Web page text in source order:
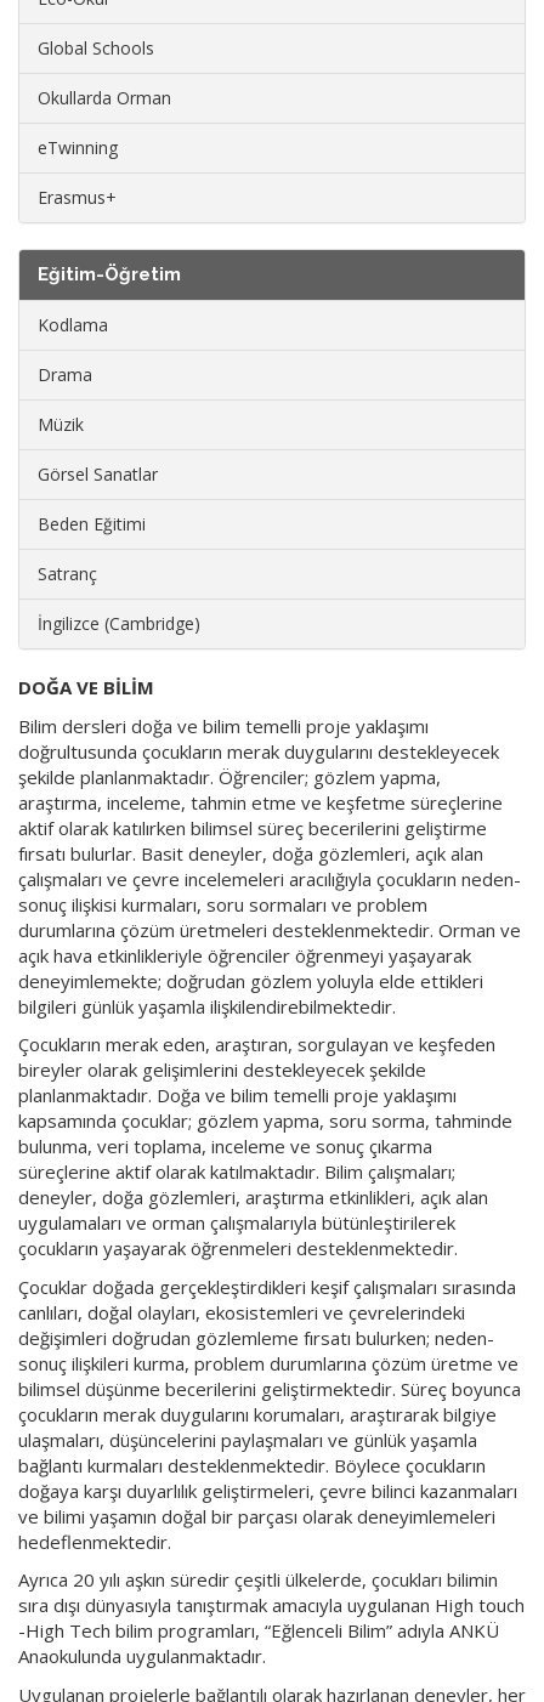
Global Schools
Okullarda Orman
eTwinning
Erasmus+
Eğitim-Öğretim
Kodlama
Drama
Müzik
Görsel Sanatlar
Beden Eğitimi
Satranç
İngilizce (Cambridge)
DOĞA VE BİLİM
Bilim dersleri doğa ve bilim temelli proje yaklaşımı
doğrultusunda çocukların merak duygularını destekleyecek
şekilde planlanmaktadır. Öğrenciler; gözlem yapma,
araştırma, inceleme, tahmin etme ve keşfetme süreçlerine
aktif olarak katılırken bilimsel süreç becerilerini geliştirme
fırsatı bulurlar. Basit deneyler, doğa gözlemleri, açık alan
çalışmaları ve çevre incelemeleri aracılığıyla çocukların neden-
sonuç ilişkisi kurmaları, soru sormaları ve problem
durumlarına çözüm üretmeleri desteklenmektedir. Orman ve
açık hava etkinlikleriyle öğrenciler öğrenmeyi yaşayarak
deneyimlemekte; doğrudan gözlem yoluyla elde ettikleri
bilgileri günlük yaşamla ilişkilendirebilmektedir.
Çocukların merak eden, araştıran, sorgulayan ve keşfeden
bireyler olarak gelişimlerini destekleyecek şekilde
planlanmaktadır. Doğa ve bilim temelli proje yaklaşımı
kapsamında çocuklar; gözlem yapma, soru sorma, tahminde
bulunma, veri toplama, inceleme ve sonuç çıkarma
süreçlerine aktif olarak katılmaktadır. Bilim çalışmaları;
deneyler, doğa gözlemleri, araştırma etkinlikleri, açık alan
uygulamaları ve orman çalışmalarıyla bütünleştirilerek
çocukların yaşayarak öğrenmeleri desteklenmektedir.
Çocuklar doğada gerçekleştirdikleri keşif çalışmaları sırasında
canlıları, doğal olayları, ekosistemleri ve çevrelerindeki
değişimleri doğrudan gözlemleme fırsatı bulurken; neden-
sonuç ilişkileri kurma, problem durumlarına çözüm üretme ve
bilimsel düşünme becerilerini geliştirmektedir. Süreç boyunca
çocukların merak duygularını korumaları, araştırarak bilgiye
ulaşmaları, düşüncelerini paylaşmaları ve günlük yaşamla
bağlantı kurmaları desteklenmektedir. Böylece çocukların
doğaya karşı duyarlılık geliştirmeleri, çevre bilinci kazanmaları
ve bilimi yaşamın doğal bir parçası olarak deneyimlemeleri
hedeflenmektedir.
Ayrıca 20 yılı aşkın süredir çeşitli ülkelerde, çocukları bilimin
sıra dışı dünyasıyla tanıştırmak amacıyla uygulanan High touch
-High Tech bilim programları, “Eğlenceli Bilim” adıyla ANKÜ
Anaokulunda uygulanmaktadır.
Uygulanan projelerle bağlantılı olarak hazırlanan deneyler, her